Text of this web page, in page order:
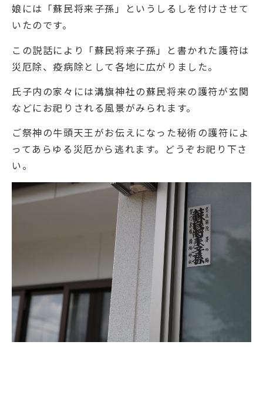
娘には「蘇民将来子孫」というしるしを付けさせて
いたのです。
この説話により「蘇民将来子孫」と書かれた護符は
災厄除、疫病除として各地に広がりました。
氏子内の家々には溝旗神社の蘇民将来の護符が玄関
などにお祀りされる風景がみられます。
ご祭神の牛頭天王がお伝えになった秘術の護符によ
ってあらゆる災厄から逃れます。どうぞお祀り下さ
い。